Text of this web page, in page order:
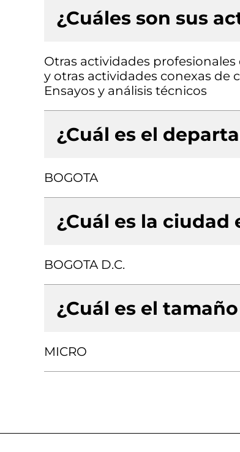
¿Cuáles son sus
Otras actividades
y otras actividades conexas de
Ensayos y análisis técnicos
¿Cuál es el
BOGOTA
¿Cuál es la ciudad
BOGOTA D.C.
¿Cuál es el
MICRO